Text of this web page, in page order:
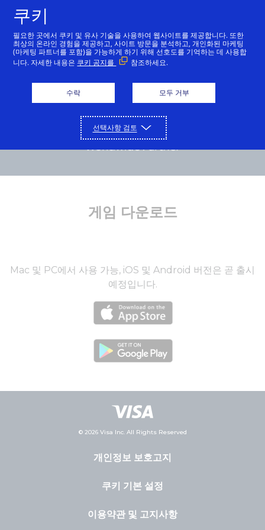
게임 다운로드
Mac 및 PC에서 사용 가능, iOS 및 Android 버전은 곧 출시
예정입니다.
© 2026 Visa Inc. All Rights Reserved
개인정보 보호고지
쿠키 기본 설정
이용약관 및 고지사항
쿠키
필요한 곳에서 쿠키 및 유사 기술을 사용하여 웹사이트를 제공합니다. 또한
최상의 온라인 경험을 제공하고, 사이트 방문을 분석하고, 개인화된 마케팅
(마케팅 파트너를 포함)을 가능하게 하기 위해 선호도를 기억하는 데 사용합
니다. 자세한 내용은 쿠키 공지를 참조하세요.
수락 모두 거부
선택사항 검토